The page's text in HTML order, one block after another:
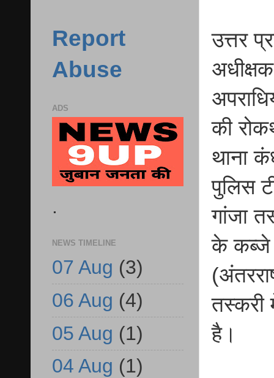
उत्तर
की
थाना
पुलिस
गांजा
के कब्जे
तस्करी
है।
Report
Abuse
ADS
.
NEWS TIMELINE
07 Aug (3)
06 Aug (4)
05 Aug (1)
04 Aug (1)